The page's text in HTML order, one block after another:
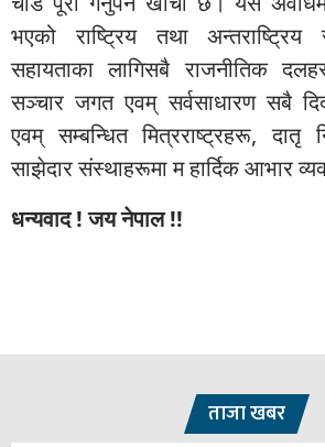
भएको राष्ट्रिय तथा
सहायताका लागिसबै राजनीतिक
सञ्चार जगत एवम् सर्वसाधारण सबै
एवम् सम्बन्धित मित्रराष्ट्रहरू, दातृ
साझेदार संस्थाहरूमा म हार्दिक आभार
धन्यवाद ! जय नेपाल !!
ताजा खबर